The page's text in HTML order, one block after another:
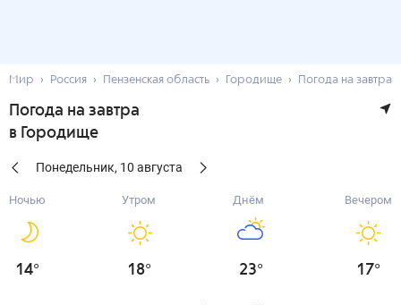
Мир Россия Пензенская область Городище Погода на завтра
Погода на завтра
в Городище
Понедельник, 10 августа
Ночью
14°
Утром
18°
Днём
23°
Вечером
17°